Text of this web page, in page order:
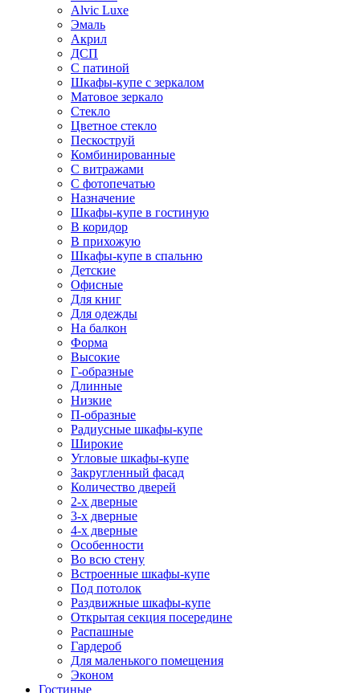
Alvic Luxe
Эмаль
Акрил
ДСП
С патиной
Шкафы-купе с зеркалом
Матовое зеркало
Стекло
Цветное стекло
Пескоструй
Комбинированные
С витражами
С фотопечатью
Назначение
Шкафы-купе в гостиную
В коридор
В прихожую
Шкафы-купе в спальню
Детские
Офисные
Для книг
Для одежды
На балкон
Форма
Высокие
Г-образные
Длинные
Низкие
П-образные
Радиусные шкафы-купе
Широкие
Угловые шкафы-купе
Закругленный фасад
Количество дверей
2-х дверные
3-х дверные
4-х дверные
Особенности
Во всю стену
Встроенные шкафы-купе
Под потолок
Раздвижные шкафы-купе
Открытая секция посередине
Распашные
Гардероб
Для маленького помещения
Эконом
Гостиные